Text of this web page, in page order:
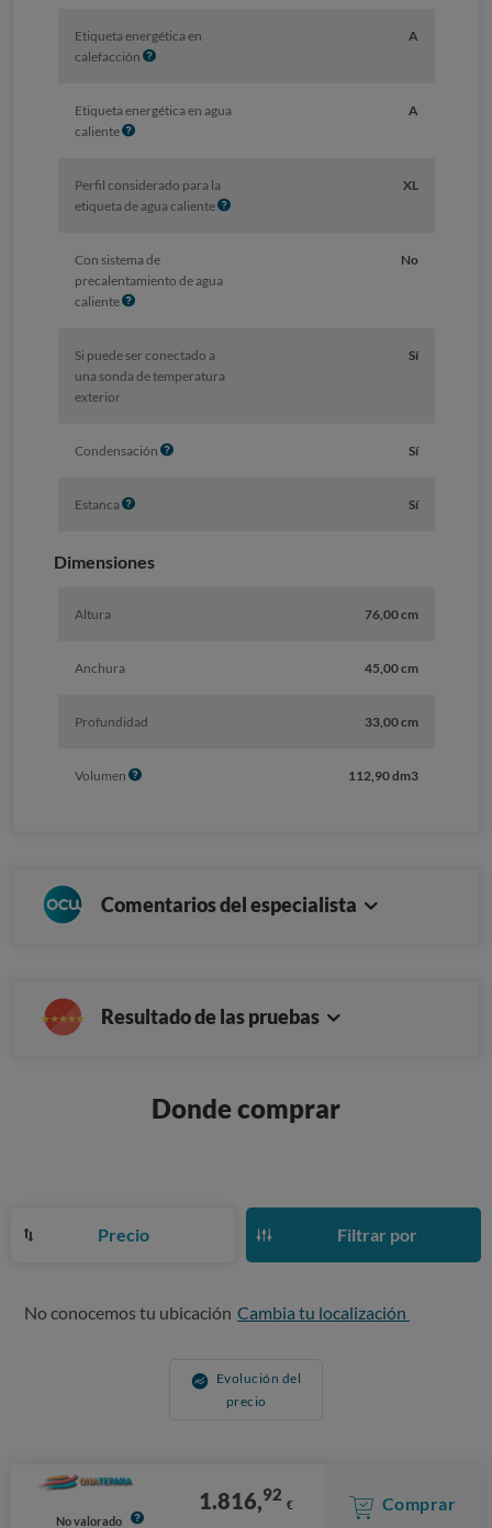
Etiqueta energética en
calefacción I
o
A
Etiqueta energética en agua
calienteI
o
A
Perfil considerado para la
etiqueta de agua calienteI
XL
Con sistema de
precalentamiento de agua
calienteI
o
No
Si puede ser conectado a
una sonda de temperatura
exterior
Sí
Condensación I
Sí
Estanca I
o
Sí
Dimensiones
Altura 76,00 cm
Anchura 45,00 cm
Profundidad 33,00 cm
Volumen I
112,90 dm3
Comentarios del especialista
Resultado de las pruebas
Donde comprar
Precio Filtrar por
No conocemos tu ubicación Cambia tu localización
Evolución del
precio
No valorado
1.816,92 € Comprar